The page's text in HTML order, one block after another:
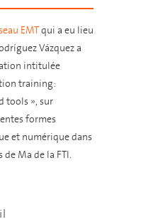
EMTqui a eu lieu
Vázquez a
intitulée
training:
tools », sur
formes
et numérique dans
Ma de la FTI.